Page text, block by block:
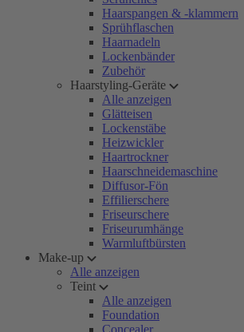
Haarspangen & -klammern
Sprühflaschen
Haarnadeln
Lockenbänder
Zubehör
Haarstyling-Geräte
Alle anzeigen
Glätteisen
Lockenstäbe
Heizwickler
Haartrockner
Haarschneidemaschine
Diffusor-Fön
Effilierschere
Friseurschere
Friseurumhänge
Warmluftbürsten
Make-up
Alle anzeigen
Teint
Alle anzeigen
Foundation
Concealer